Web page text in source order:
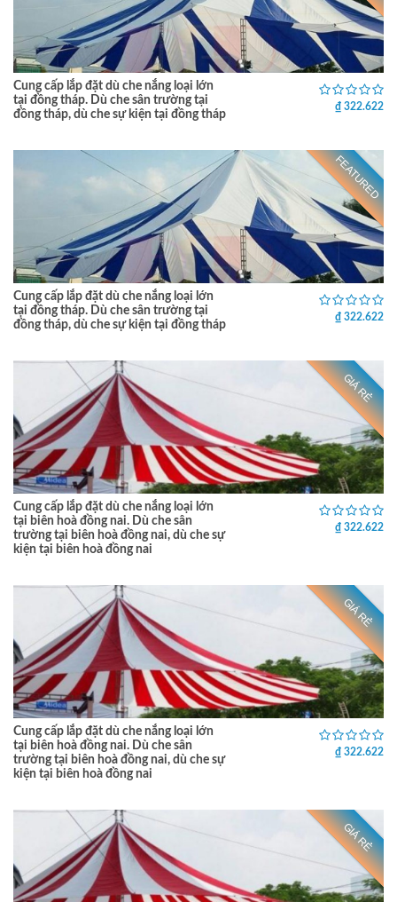
Cung cấp lắp đặt dù che nắng loại lớn
tại đồng tháp. Dù che sân trường tại
đồng tháp, dù che sự kiện tại đồng tháp
₫ 322.622
FEATURED
Cung cấp lắp đặt dù che nắng loại lớn
tại đồng tháp. Dù che sân trường tại
đồng tháp, dù che sự kiện tại đồng tháp
₫ 322.622
GIÁ RẺ
Cung cấp lắp đặt dù che nắng loại lớn
tại biên hoà đồng nai. Dù che sân
trường tại biên hoà đồng nai, dù che sự
kiện tại biên hoà đồng nai
₫ 322.622
GIÁ RẺ
Cung cấp lắp đặt dù che nắng loại lớn
tại biên hoà đồng nai. Dù che sân
trường tại biên hoà đồng nai, dù che sự
kiện tại biên hoà đồng nai
₫ 322.622
GIÁ RẺ